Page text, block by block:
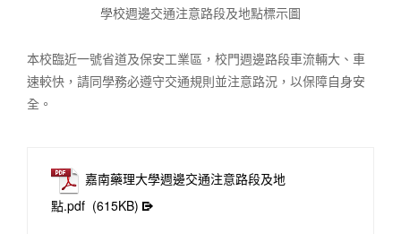
學校週邊交通注意路段及地點標示圖
本校臨近一號省道及保安工業區，校門週邊路段車流輛大、車
速較快，請同學務必遵守交通規則並注意路況，以保障自身安
全。
嘉南藥理大學週邊交通注意路段及地
點.pdf (615KB)